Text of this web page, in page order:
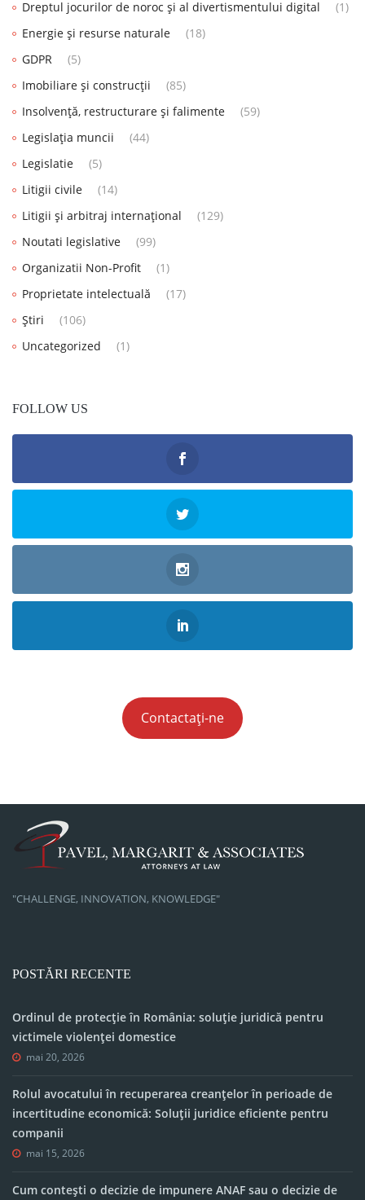
Dreptul jocurilor de noroc și al divertismentului digital
(1)
Energie și resurse naturale
(18)
GDPR
(5)
Imobiliare și construcții
(85)
Insolvență, restructurare și falimente
(59)
Legislația muncii
(44)
Legislatie
(5)
Litigii civile
(14)
Litigii și arbitraj internațional
(129)
Noutati legislative
(99)
Organizatii Non-Profit
(1)
Proprietate intelectuală
(17)
Știri
(106)
Uncategorized
(1)
FOLLOW US
Contactați-ne
"CHALLENGE, INNOVATION, KNOWLEDGE"
POSTĂRI RECENTE
Ordinul de protecție în România: soluție juridică pentru
victimele violenței domestice
mai 20, 2026
Rolul avocatului în recuperarea creanțelor în perioade de
incertitudine economică: Soluții juridice eficiente pentru
companii
mai 15, 2026
Cum contești o decizie de impunere ANAF sau o decizie de